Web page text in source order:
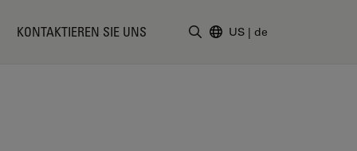
KONTAKTIEREN SIE UNS US | de